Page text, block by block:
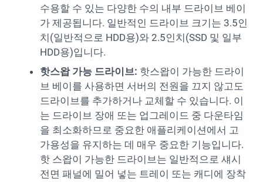
수용할 수 있는 다양한 수의 내부 드라이브 베이
가 제공됩니다. 일반적인 드라이브 크기는 3.5인
치(일반적으로 HDD용)와 2.5인치(SSD 및 일부
HDD용)입니다.
핫스왑 가능 드라이브: 핫스왑이 가능한 드라이
브 베이를 사용하면 서버의 전원을 끄지 않고도
드라이브를 추가하거나 교체할 수 있습니다. 이
는 드라이브 장애 또는 업그레이드 중 다운타임
을 최소화하므로 중요한 애플리케이션에서 고
가용성을 유지하는 데 매우 중요한 기능입니다.
핫 스왑이 가능한 드라이브는 일반적으로 섀시
전면 패널에 밀어 넣는 트레이 또는 캐디에 장착